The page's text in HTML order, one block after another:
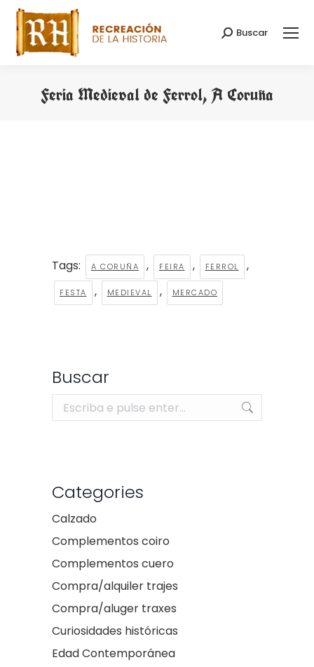
Search:
Buscar
Feria Medieval de Ferrol, A Coruña
Tags: A CORUÑA , FEIRA , FERROL ,
FESTA , MEDIEVAL , MERCADO
Buscar
Search:
Categories
Calzado
Complementos coiro
Complementos cuero
Compra/alquiler trajes
Compra/aluger traxes
Curiosidades históricas
Edad Contemporánea